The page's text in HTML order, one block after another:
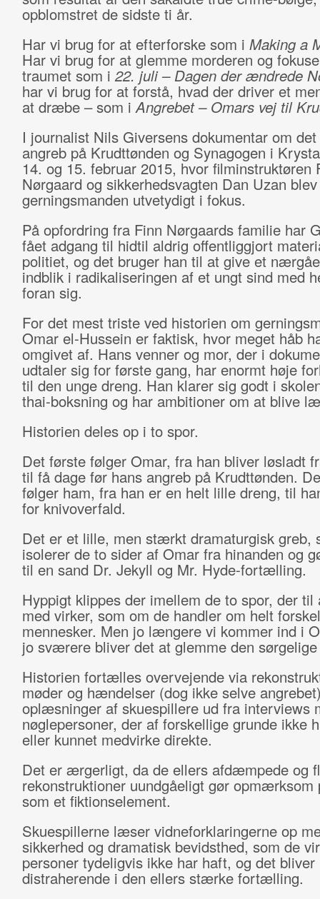
opblomstret de sidste ti år.
Har vi brug for at efterforske som i Making a
Har vi brug for at glemme morderen og
traumet som i22. juli – Dagen der ændrede
har vi brug for at forstå, hvad der driver et
at dræbe – som iAngrebet – Omars vej til
I journalist Nils Giversens dokumentar om
angreb på Krudttønden og Synagogen i
14. og 15. februar 2015, hvor filminstruktøren
Nørgaard og sikkerhedsvagten Dan Uzan
gerningsmanden utvetydigt i fokus.
På opfordring fra Finn Nørgaards familie har
fået adgang til hidtil aldrig offentliggjort
politiet, og det bruger han til at give et
indblik i radikaliseringen af et ungt sind med
foran sig.
For det mest triste ved historien om
Omar el-Hussein er faktisk, hvor meget håb
omgivet af. Hans venner og mor, der i
udtaler sig for første gang, har enormt høje
til den unge dreng. Han klarer sig godt i
thai-boksning og har ambitioner om at blive
Historien deles op i to spor.
Det første følger Omar, fra han bliver løsladt
til få dage før hans angreb på Krudttønden.
følger ham, fra han er en helt lille dreng, til
for knivoverfald.
Det er et lille, men stærkt dramaturgisk greb,
isolerer de to sider af Omar fra hinanden og
til en sand Dr. Jekyll og Mr. Hyde-fortælling.
Hyppigt klippes der imellem de to spor, der til
med virker, som om de handler om helt
mennesker. Men jo længere vi kommer ind i
jo sværere bliver det at glemme den
Historien fortælles overvejende via
møder og hændelser (dog ikke selve
oplæsninger af skuespillere ud fra interviews
nøglepersoner, der af forskellige grunde ikke
eller kunnet medvirke direkte.
Det er ærgerligt, da de ellers afdæmpede og
rekonstruktioner uundgåeligt gør opmærksom
som et fiktionselement.
Skuespillerne læser vidneforklaringerne op
sikkerhed og dramatisk bevidsthed, som de
personer tydeligvis ikke har haft, og det bliver
distraherende i den ellers stærke fortælling.